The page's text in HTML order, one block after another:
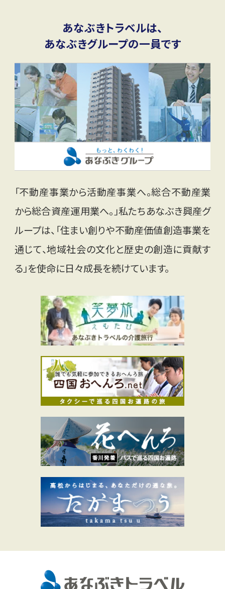
あなぶきトラベルは、
あなぶきグループの一員です
「不動産事業から活動産事業へ。総合不動産業
から総合資産運用業へ。」私たちあなぶき興産グ
ループは、「住まい創りや不動産価値創造事業を
通じて、地域社会の文化と歴史の創造に貢献す
る」を使命に日々成長を続けています。